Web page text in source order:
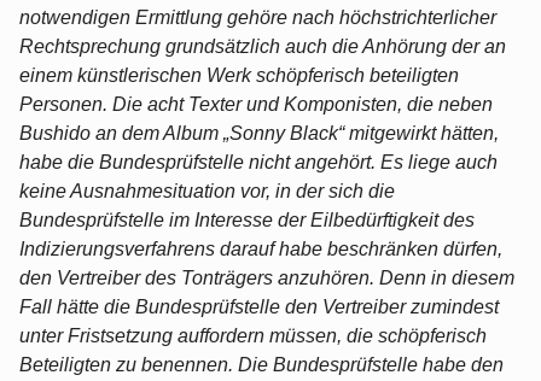
notwendigen Ermittlung gehöre nach höchstrichterlicher
Rechtsprechung grundsätzlich auch die Anhörung der an
einem künstlerischen Werk schöpferisch beteiligten
Personen. Die acht Texter und Komponisten, die neben
Bushido an dem Album „Sonny Black“ mitgewirkt hätten,
habe die Bundesprüfstelle nicht angehört. Es liege auch
keine Ausnahmesituation vor, in der sich die
Bundesprüfstelle im Interesse der Eilbedürftigkeit des
Indizierungsverfahrens darauf habe beschränken dürfen,
den Vertreiber des Tonträgers anzuhören. Denn in diesem
Fall hätte die Bundesprüfstelle den Vertreiber zumindest
unter Fristsetzung auffordern müssen, die schöpferisch
Beteiligten zu benennen. Die Bundesprüfstelle habe den